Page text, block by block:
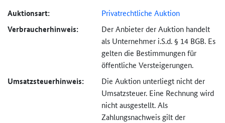
Auktionsart: Privatrechtliche Auktion
Verbraucher­hinweis:
Der Anbieter der Auktion handelt
als Unternehmer i.S.d. § 14 BGB. Es
gelten die Bestimmungen für
öffentliche Versteigerungen.
Umsatzsteuer­hinweis:
Die Auktion unterliegt nicht der
Umsatzsteuer. Eine Rechnung wird
nicht ausgestellt. Als
Zahlungsnachweis gilt der